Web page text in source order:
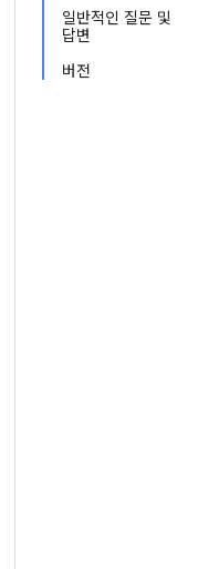
일반적인 질문 및
답변
버전